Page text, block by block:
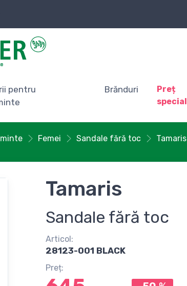
pentru
Brănduri
Preț
special
Femei Sandale fără toc Tamaris
Tamaris
Sandale fără toc
Articol:
28123-001 BLACK
Preț: